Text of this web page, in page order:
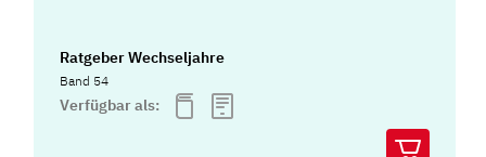
Ratgeber Wechseljahre
Band 54
Verfügbar als: